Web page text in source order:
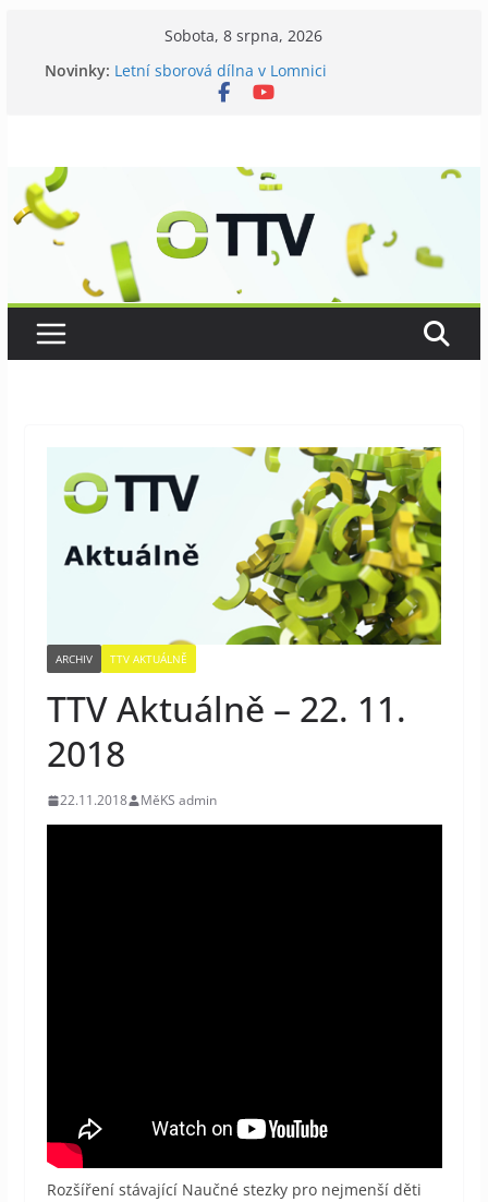
Sobota, 8 srpna, 2026
Novinky: Letní sborová dílna v Lomnici
Chovatelé si připomněli 120 let své existence
ARCHIV TTV AKTUÁLNĚ
TTV Aktuálně – 22. 11.
2018
22.11.2018 MěKS admin
Rozšíření stávající Naučné stezky pro nejmenší děti